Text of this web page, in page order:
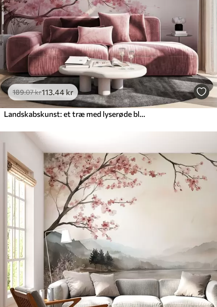
Premium vinyl
516.67310.00kr/m²
Peel and Stick
666.67400.00 kr /m²
189.07kr113 .44 kr